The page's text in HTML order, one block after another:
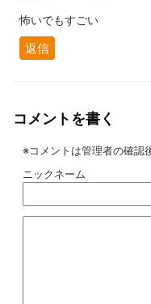
怖いでもすごい
返信
コメントを書く
※コメントは管理者の確認
ニックネーム